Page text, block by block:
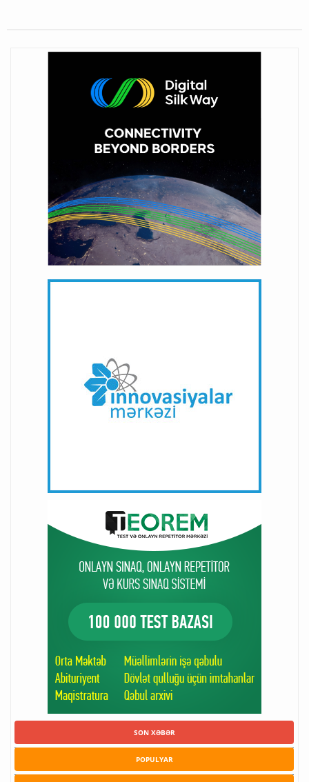
SON XƏBƏR
POPULYAR